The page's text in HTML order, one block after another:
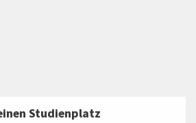
Studienplatz